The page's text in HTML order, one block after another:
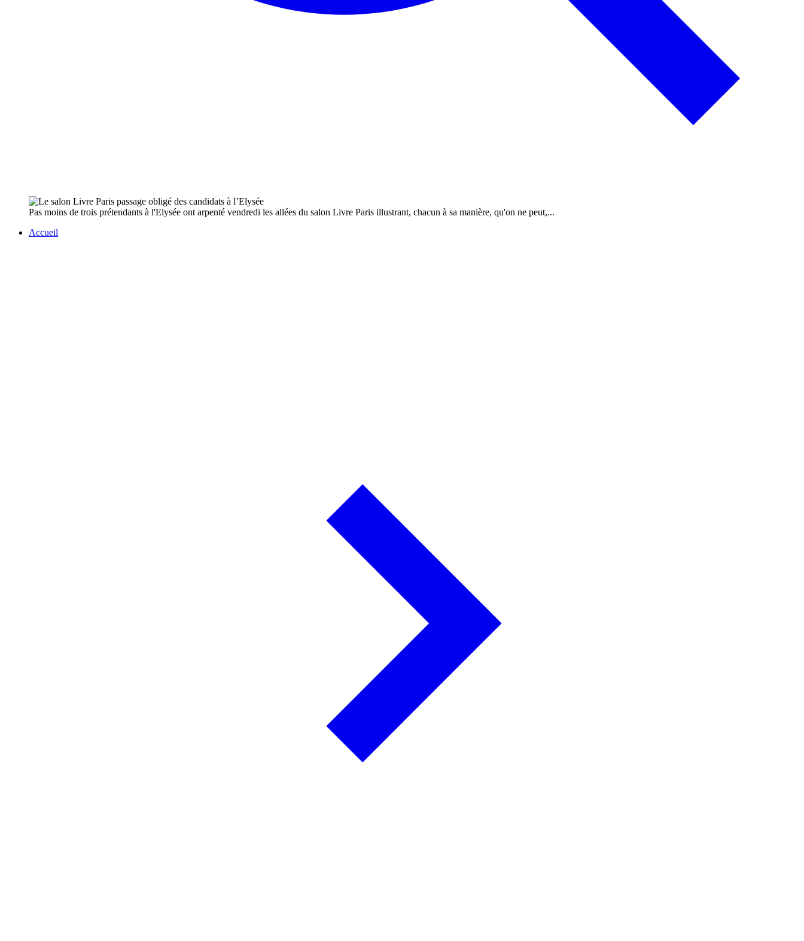
Pas moins de trois prétendants à l'Elysée ont arpenté vendredi les allées du salon Livre Paris illustrant, chacun à sa manière, qu'on ne peut,...
Accueil